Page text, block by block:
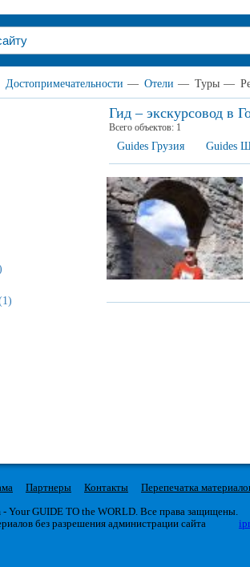
Достопримечательности — Отели — Туры —
Гид – экскурсовод в
Всего объектов: 1
Guides Грузия Guides
Партнеры Контакты
Перепечатка
Your GUIDE TO the WORLD. Все права защищены.
без разрешения администрации сайта